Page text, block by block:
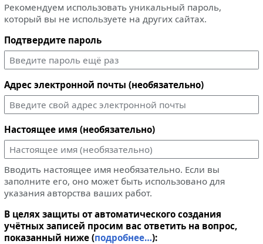
Рекомендуем использовать уникальный пароль,
который вы не используете на других сайтах.
Подтвердите пароль
Адрес электронной почты (необязательно)
Настоящее имя (необязательно)
Вводить настоящее имя необязательно. Если вы
заполните его, оно может быть использовано для
указания авторства ваших работ.
В целях защиты от автоматического создания
учётных записей просим вас ответить на вопрос,
показанный ниже (подробнее…):